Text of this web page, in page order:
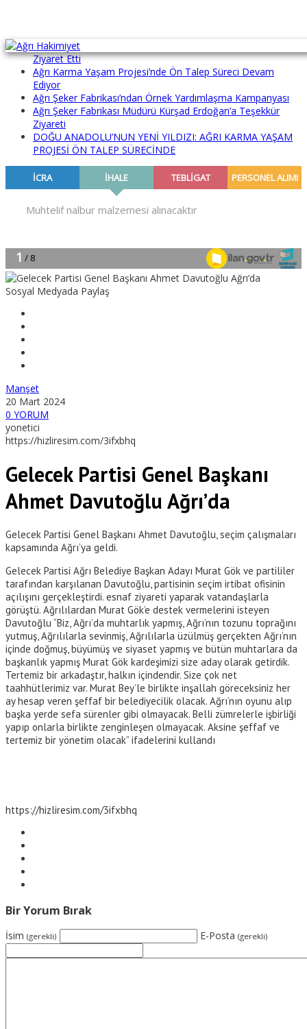
Aras EDAŞ ve EPAŞ İl Müdürleri Ağrı Hakimiyet Gazetemizi
Ziyaret Etti
Ağrı Karma Yaşam Projesi’nde Ön Talep Süreci Devam
Ediyor
Ağrı Şeker Fabrikası’ndan Örnek Yardımlaşma Kampanyası
Ağrı Şeker Fabrikası Müdürü Kürşad Erdoğan’a Teşekkür
Ziyareti
DOĞU ANADOLU’NUN YENİ YILDIZI: AĞRI KARMA YAŞAM
PROJESİ ÖN TALEP SÜRECİNDE
Sosyal Medyada Paylaş
Manşet
20 Mart 2024
0 YORUM
yonetici
https://hizliresim.com/3ifxbhq
Gelecek Partisi Genel Başkanı
Ahmet Davutoğlu Ağrı’da
Gelecek Partisi Genel Başkanı Ahmet Davutoğlu, seçim çalışmaları
kapsamında Ağrı’ya geldi.
Gelecek Partisi Ağrı Belediye Başkan Adayı Murat Gök ve partililer
tarafından karşılanan Davutoğlu, partisinin seçim irtibat ofisinin
açılışını gerçekleştirdi. esnaf ziyareti yaparak vatandaşlarla
görüştü. Ağrılılardan Murat Gök’e destek vermelerini isteyen
Davutoğlu “Biz, Ağrı’da muhtarlık yapmış, Ağrı’nın tozunu toprağını
yutmuş, Ağrılılarla sevinmiş, Ağrılılarla üzülmüş gerçekten Ağrı’nın
içinde doğmuş, büyümüş ve siyaset yapmış ve bütün muhtarlara da
başkanlık yapmış Murat Gök kardeşimizi size aday olarak getirdik.
Tertemiz bir arkadaştır, halkın içindendir. Size çok net
taahhütlerimiz var. Murat Bey’le birlikte inşallah göreceksiniz her
ay hesap veren şeffaf bir belediyecilik olacak. Ağrı’nın oyunu alıp
başka yerde sefa sürenler gibi olmayacak. Belli zümrelerle işbirliği
yapıp onlarla birlikte zenginleşen olmayacak. Aksine şeffaf ve
tertemiz bir yönetim olacak” ifadelerini kullandı
https://hizliresim.com/3ifxbhq
Bir Yorum Bırak
İsim (gerekli) E-Posta (gerekli)